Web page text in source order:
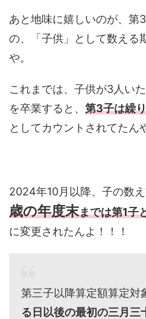
あと地味に嬉しいのが、第
の、「子供」として数える
や。
これまでは、子供が3人い
を卒業すると、 第3子は繰
としてカウントされてたん
2024年10月以降、子の数え
歳の年度末までは第1子
に変更されたんよ！！！
第三子以降算定額算定
る日以後の最初の三月三